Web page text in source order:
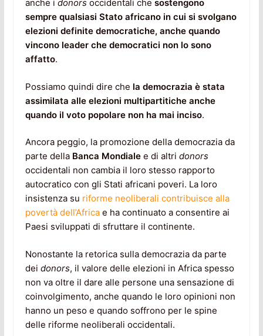
anche i donorsoccidentali che sostengono
sempre qualsiasi Stato africano in cui si svolgano
elezioni definite democratiche, anche quando
vincono leader che democratici non lo sono
affatto.
Possiamo quindi dire che la democrazia è stata
assimilata alle elezioni multipartitiche anche
quando il voto popolare non ha mai inciso.
Ancora peggio, la promozione della democrazia da
parte della Banca Mondialee di altri donors
occidentali non cambia il loro stesso rapporto
autocratico con gli Stati africani poveri. La loro
insistenza su riforme neoliberali contribuisce alla
povertà dell’Africae ha continuato a consentire ai
Paesi sviluppati di sfruttare il continente.
Nonostante la retorica sulla democrazia da parte
dei donors, il valore delle elezioni in Africa spesso
non va oltre il dare alle persone una sensazione di
coinvolgimento, anche quando le loro opinioni non
hanno un peso e quando soffrono per le spine
delle riforme neoliberali occidentali.